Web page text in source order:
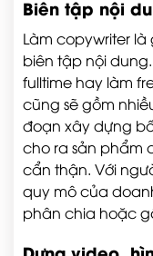
Biên tập nội
Làm copywriter
biên tập nội
fulltime hay làm
cũng sẽ gồm
đoạn xây dựng
cho ra sản phẩm
cẩn thận. Với
quy mô của
phân chia hoặc